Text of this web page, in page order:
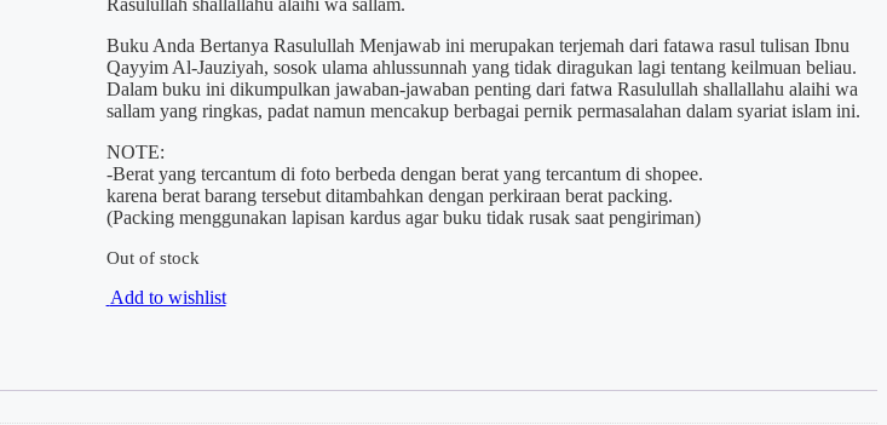
Rasulullah shallallahu alaihi wa sallam.
Buku Anda Bertanya Rasulullah Menjawab ini merupakan terjemah dari fatawa rasul tulisan Ibnu
Qayyim Al-Jauziyah, sosok ulama ahlussunnah yang tidak diragukan lagi tentang keilmuan beliau.
Dalam buku ini dikumpulkan jawaban-jawaban penting dari fatwa Rasulullah shallallahu alaihi wa
sallam yang ringkas, padat namun mencakup berbagai pernik permasalahan dalam syariat islam ini.
NOTE:
-Berat yang tercantum di foto berbeda dengan berat yang tercantum di shopee.
karena berat barang tersebut ditambahkan dengan perkiraan berat packing.
(Packing menggunakan lapisan kardus agar buku tidak rusak saat pengiriman)
Out of stock
Add to wishlist